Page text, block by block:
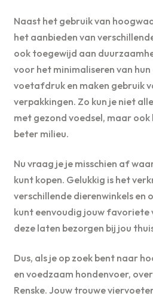
Naast het gebruik van
het aanbieden van
ook toegewijd aan
voor het minimaliseren van
voetafdruk en maken gebruik
verpakkingen. Zo kun je niet
met gezond voedsel, maar ook
beter milieu.
Nu vraag je je misschien af
kunt kopen. Gelukkig is het
verschillende dierenwinkels en
kunt eenvoudig jouw favoriete
deze laten bezorgen bij jou
Dus, als je op zoek bent naar
en voedzaam hondenvoer,
Renske. Jouw trouwe